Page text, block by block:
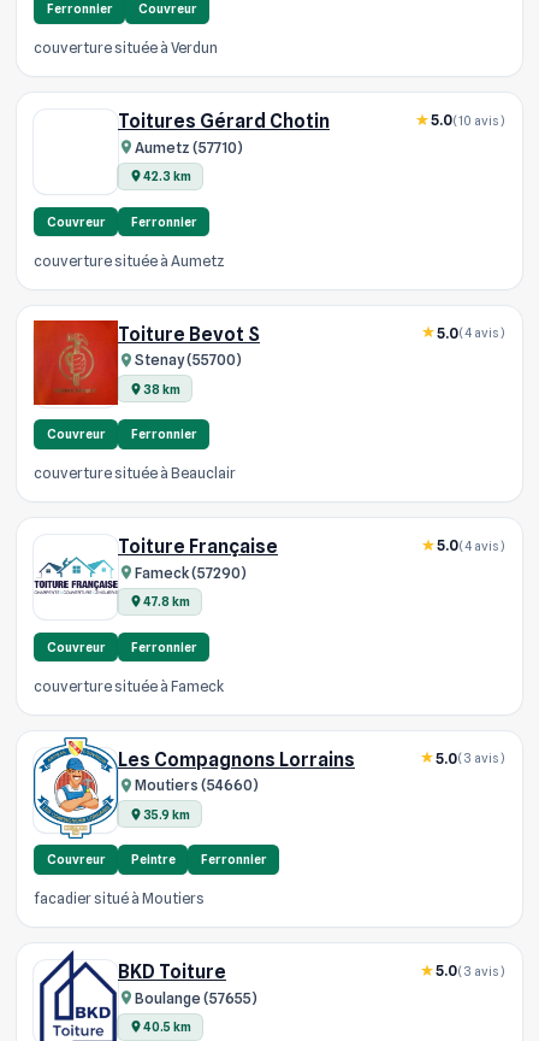
Ferronnier Couvreur
couverture située à Verdun
Toitures Gérard Chotin
Aumetz (57710)
42.3 km
5.0(10 avis)
Couvreur Ferronnier
couverture située à Aumetz
Toiture Bevot S
Stenay (55700)
38 km
5.0(4 avis)
Couvreur Ferronnier
couverture située à Beauclair
Toiture Française
Fameck (57290)
47.8 km
5.0(4 avis)
Couvreur Ferronnier
couverture située à Fameck
Les Compagnons Lorrains
Moutiers (54660)
35.9 km
5.0(3 avis)
Couvreur Peintre Ferronnier
facadier situé à Moutiers
BKD Toiture
Boulange (57655)
40.5 km
5.0(3 avis)